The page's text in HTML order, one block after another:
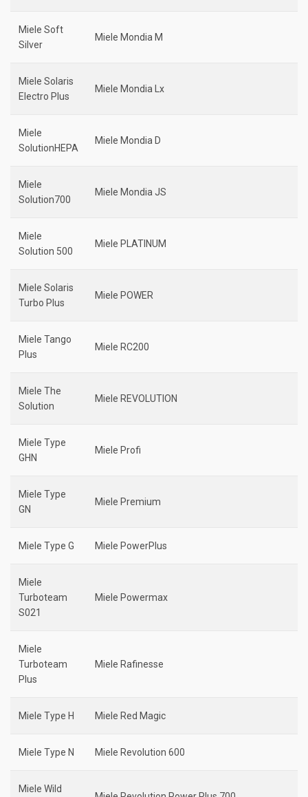
Miele Soft
Silver
Miele Mondia M
Miele Solaris
Electro Plus
Miele Mondia Lx
Miele
SolutionHEPA
Miele Mondia D
Miele
Solution700
Miele Mondia JS
Miele
Solution 500
Miele PLATINUM
Miele Solaris
Turbo Plus
Miele POWER
Miele Tango
Plus
Miele RC200
Miele The
Solution
Miele REVOLUTION
Miele Type
GHN
Miele Profi
Miele Type
GN
Miele Premium
Miele Type G Miele PowerPlus
Miele
Turboteam
S021
Miele Powermax
Miele
Turboteam
Plus
Miele Rafinesse
Miele Type H Miele Red Magic
Miele Type N Miele Revolution 600
Miele Wild